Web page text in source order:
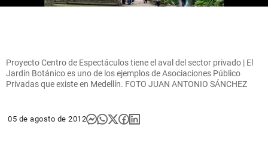
Proyecto Centro de Espectáculos tiene el aval del sector privado | El
Jardín Botánico es uno de los ejemplos de Asociaciones Público
Privadas que existe en Medellín. FOTO JUAN ANTONIO SÁNCHEZ
05 de agosto de 2012